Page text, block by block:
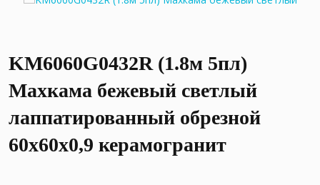
KM6060G0432R (1.8м 5пл)
Махкама бежевый светлый
лаппатированный обрезной
60x60x0,9 керамогранит